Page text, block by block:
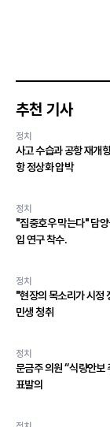
추천 기사
정치
사고 수습과 공항 재개
항 정상화 압박
정치
"집중호우 막는다" 담
입 연구 착수.
정치
"현장의 목소리가 시정
민생 청취
정치
문금주 의원 “식량안보
표발의